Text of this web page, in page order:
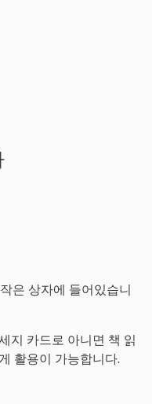
은 상자에 들어있습니
지 카드로 아니면 책 읽
활용이 가능합니다.